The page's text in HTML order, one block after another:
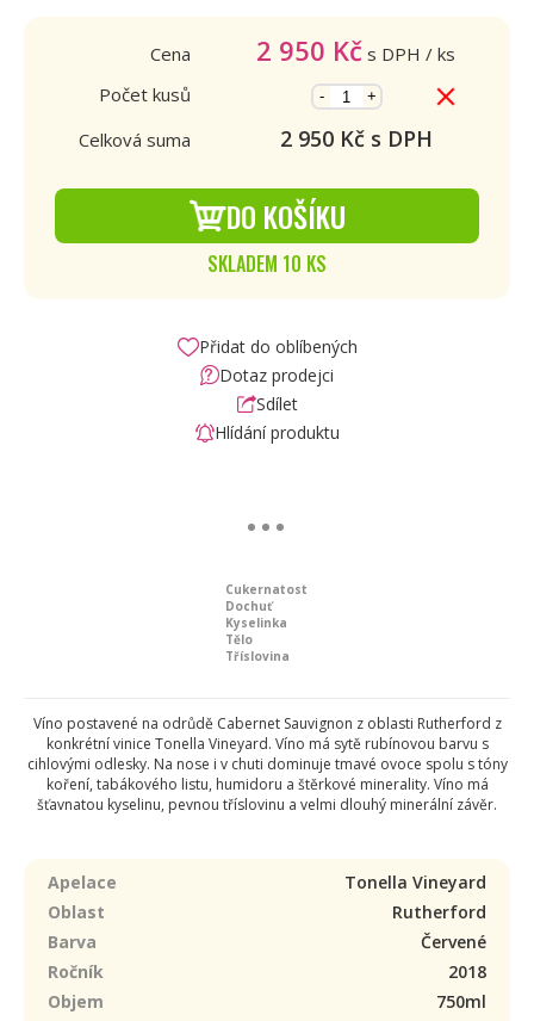
Cena 2 950 Kč s DPH / ks
Počet kusů
- +
Celková suma 2 950Kč s DPH
DO KOŠÍKU
SKLADEM 10 KS
Přidat do oblíbených
Dotaz prodejci
Sdílet
Hlídání produktu
Cukernatost
Dochuť
Kyselinka
Tělo
Tříslovina
Víno postavené na odrůdě Cabernet Sauvignon z oblasti Rutherford z
konkrétní vinice Tonella Vineyard. Víno má sytě rubínovou barvu s
cihlovými odlesky. Na nose i v chuti dominuje tmavé ovoce spolu s tóny
koření, tabákového listu, humidoru a štěrkové minerality. Víno má
šťavnatou kyselinu, pevnou tříslovinu a velmi dlouhý minerální závěr.
Apelace
Tonella Vineyard
Oblast
Rutherford
Barva
Červené
Ročník
2018
Objem
750ml